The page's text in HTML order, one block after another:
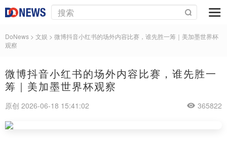
DoNews > 文娱 > 微博抖音小红书的场外内容比赛，谁先胜一筹｜美加墨世界杯
观察
微博抖音小红书的场外内容比赛，谁先胜一
筹｜美加墨世界杯观察
原创 2026-06-18 15:41:02 365822